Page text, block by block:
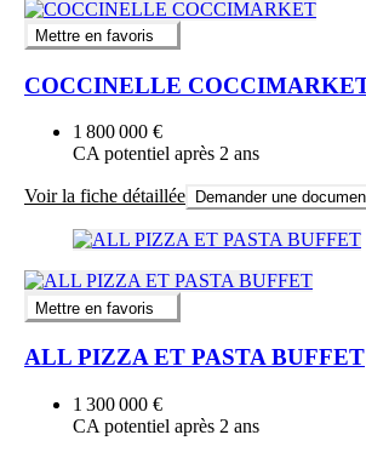
Mettre en favoris
COCCINELLE
1 800 000 €
CA potentiel après 2 ans
Voir la fiche détaillée Demander une
Mettre en favoris
ALL PIZZA ET PASTA BUFFET
1 300 000 €
CA potentiel après 2 ans